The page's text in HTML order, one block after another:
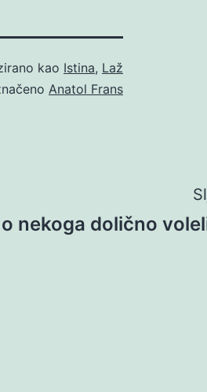
kao Istina, Laž
Anatol Frans
nekoga dolično